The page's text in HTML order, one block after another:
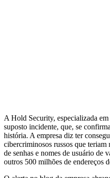
A Hold Security, especializada
suposto incidente, que, se
história. A empresa diz ter
cibercriminosos russos que
de senhas e nomes de usuário de
outros 500 milhões de endereços